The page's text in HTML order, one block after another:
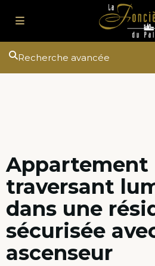
Recherche avancée
Appartement
traversant
dans une
sécurisée
ascenseur